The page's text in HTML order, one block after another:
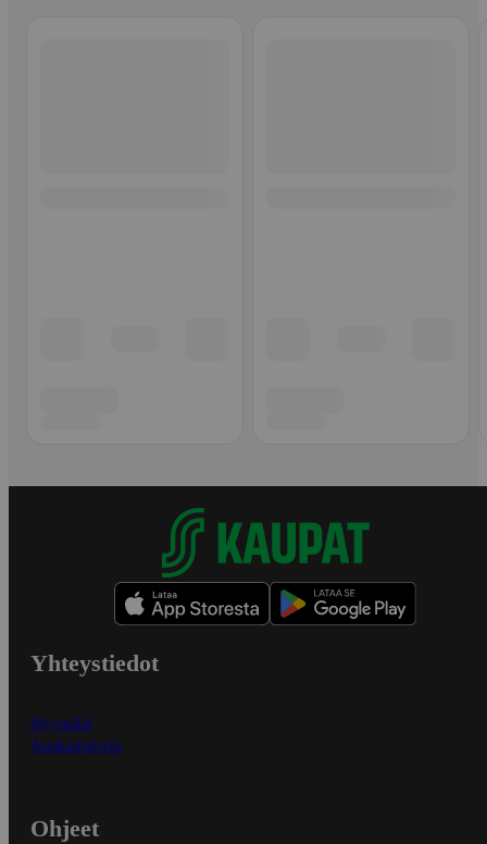
Yhteystiedot
Myymälät
Asiakaspalvelu
Ohjeet